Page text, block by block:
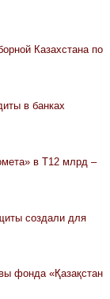
Казахстана по
в банках
в Т12 млрд –
создали для
фонда «Қазақстан